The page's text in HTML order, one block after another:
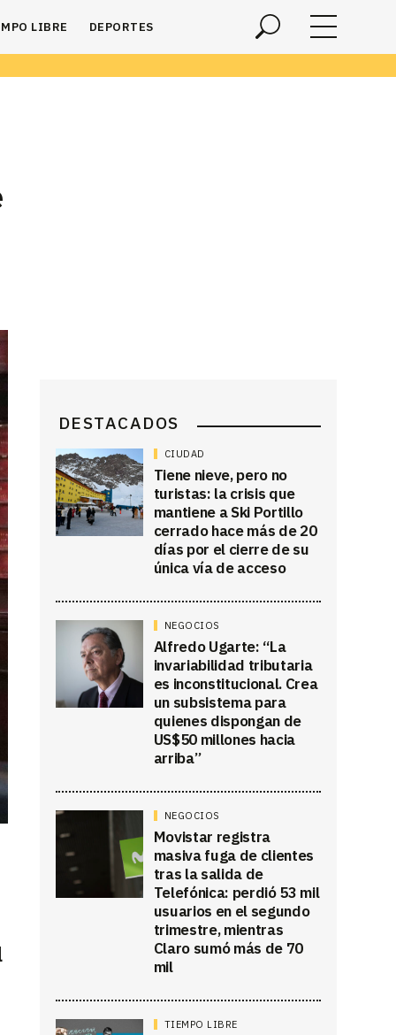
LIBRE DEPORTES
DESTACADOS
CIUDAD
Tiene nieve, pero no
turistas: la crisis que
mantiene a Ski Portillo
cerrado hace más de 20
días por el cierre de su
única vía de acceso
NEGOCIOS
Alfredo Ugarte: “La
invariabilidad tributaria
es inconstitucional. Crea
un subsistema para
quienes dispongan de
US$50 millones hacia
arriba”
NEGOCIOS
Movistar registra
masiva fuga de clientes
tras la salida de
Telefónica: perdió 53 mil
usuarios en el segundo
trimestre, mientras
Claro sumó más de 70
mil
TIEMPO LIBRE